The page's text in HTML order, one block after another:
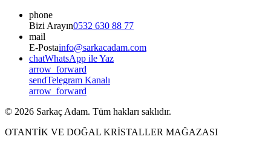
phone
Bizi Arayın0532 630 88 77
mail
E-Postainfo@sarkacadam.com
chatWhatsApp ile Yaz
arrow_forward
sendTelegram Kanalı
arrow_forward
© 2026 Sarkaç Adam. Tüm hakları saklıdır.
OTANTİK VE DOĞAL KRİSTALLER MAĞAZASI